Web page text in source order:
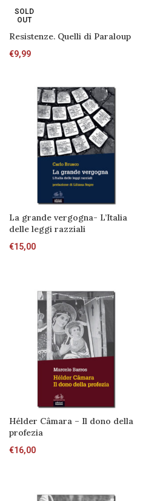
SOLD
OUT
Resistenze. Quelli di Paraloup
€9,99
La grande vergogna- L’Italia
delle leggi razziali
€15,00
Hélder Câmara – Il dono della
profezia
€16,00